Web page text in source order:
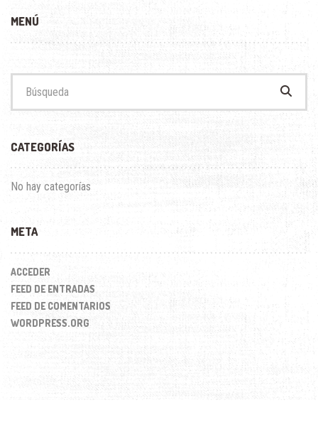
MENÚ
CATEGORÍAS
No hay categorías
META
ACCEDER
FEED DE ENTRADAS
FEED DE COMENTARIOS
WORDPRESS.ORG